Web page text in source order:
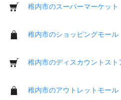
稚内市のスーパーマーケット
稚内市のショッピングモール
稚内市のディスカウントスト
稚内市のアウトレットモール